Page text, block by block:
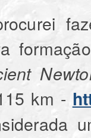
km -